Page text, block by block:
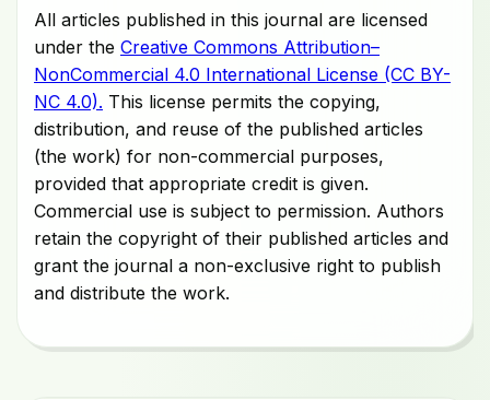
All articles published in this journal are licensed
under the Creative Commons Attribution–
NonCommercial 4.0 International License (CC BY-
NC 4.0). This license permits the copying,
distribution, and reuse of the published articles
(the work) for non-commercial purposes,
provided that appropriate credit is given.
Commercial use is subject to permission. Authors
retain the copyright of their published articles and
grant the journal a non-exclusive right to publish
and distribute the work.